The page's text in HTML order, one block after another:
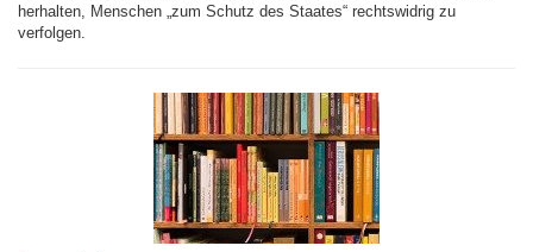
herhalten, Menschen „zum Schutz des Staates“ rechtswidrig zu
verfolgen.